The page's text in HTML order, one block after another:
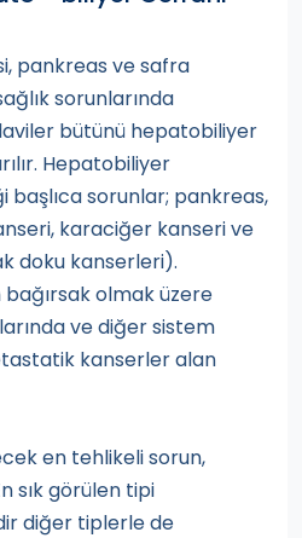
pankreas ve safra
sorunlarında
bütünü hepatobiliyer
Hepatobiliyer
sorunlar; pankreas,
karaciğer kanseri ve
doku kanserleri).
olmak üzere
ve diğer sistem
kanserler alan
en tehlikeli sorun,
sık görülen tipi
diğer tiplerle de